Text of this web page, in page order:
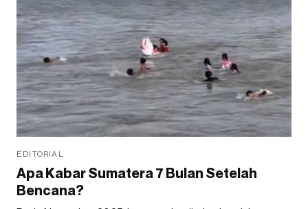
EDITORIAL
Apa Kabar Sumatera 7 Bulan Setelah
Bencana?